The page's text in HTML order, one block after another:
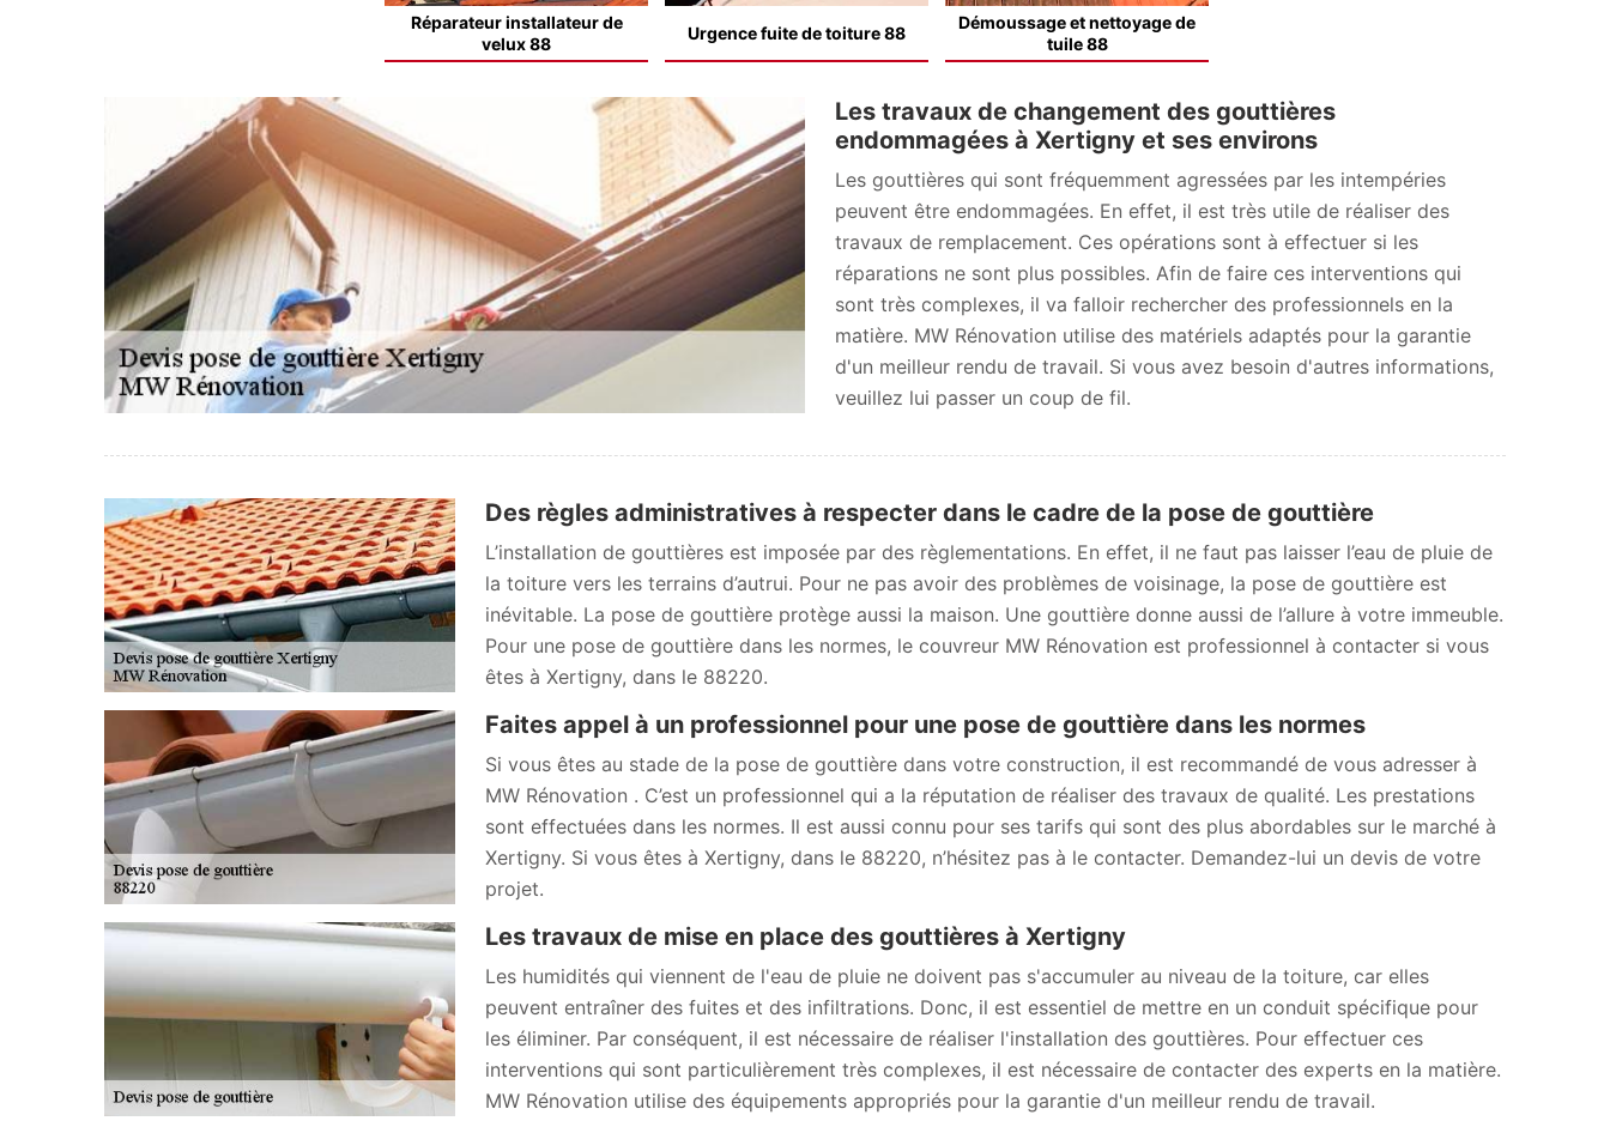
Réparateur installateur de
velux 88
Urgence fuite de toiture 88
Démoussage et nettoyage de
tuile 88
Les travaux de changement des gouttières
endommagées à Xertigny et ses environs
Les gouttières qui sont fréquemment agressées par les intempéries
peuvent être endommagées. En effet, il est très utile de réaliser des
travaux de remplacement. Ces opérations sont à effectuer si les
réparations ne sont plus possibles. Afin de faire ces interventions qui
sont très complexes, il va falloir rechercher des professionnels en la
matière. MW Rénovation utilise des matériels adaptés pour la garantie
d'un meilleur rendu de travail. Si vous avez besoin d'autres informations,
veuillez lui passer un coup de fil.
Des règles administratives à respecter dans le cadre de la pose de gouttière
L’installation de gouttières est imposée par des règlementations. En effet, il ne faut pas laisser l’eau de pluie de
la toiture vers les terrains d’autrui. Pour ne pas avoir des problèmes de voisinage, la pose de gouttière est
inévitable. La pose de gouttière protège aussi la maison. Une gouttière donne aussi de l’allure à votre immeuble.
Pour une pose de gouttière dans les normes, le couvreur MW Rénovation est professionnel à contacter si vous
êtes à Xertigny, dans le 88220.
Faites appel à un professionnel pour une pose de gouttière dans les normes
Si vous êtes au stade de la pose de gouttière dans votre construction, il est recommandé de vous adresser à
MW Rénovation . C’est un professionnel qui a la réputation de réaliser des travaux de qualité. Les prestations
sont effectuées dans les normes. Il est aussi connu pour ses tarifs qui sont des plus abordables sur le marché à
Xertigny. Si vous êtes à Xertigny, dans le 88220, n’hésitez pas à le contacter. Demandez-lui un devis de votre
projet.
Les travaux de mise en place des gouttières à Xertigny
Les humidités qui viennent de l'eau de pluie ne doivent pas s'accumuler au niveau de la toiture, car elles
peuvent entraîner des fuites et des infiltrations. Donc, il est essentiel de mettre en un conduit spécifique pour
les éliminer. Par conséquent, il est nécessaire de réaliser l'installation des gouttières. Pour effectuer ces
interventions qui sont particulièrement très complexes, il est nécessaire de contacter des experts en la matière.
MW Rénovation utilise des équipements appropriés pour la garantie d'un meilleur rendu de travail.